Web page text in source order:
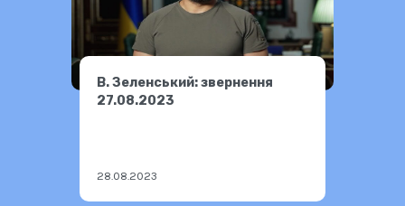
В. Зеленський: звернення
27.08.2023
28.08.2023